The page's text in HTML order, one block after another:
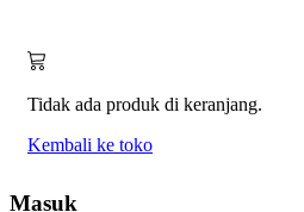
Tidak ada produk di keranjang.
Kembali ke toko
Masuk